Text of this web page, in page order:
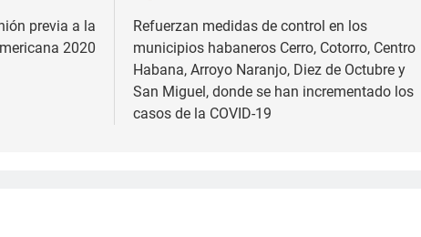
previa a la
2020
Refuerzan medidas de control en los
municipios habaneros Cerro, Cotorro, Centro
Habana, Arroyo Naranjo, Diez de Octubre y
San Miguel, donde se han incrementado los
casos de la COVID-19